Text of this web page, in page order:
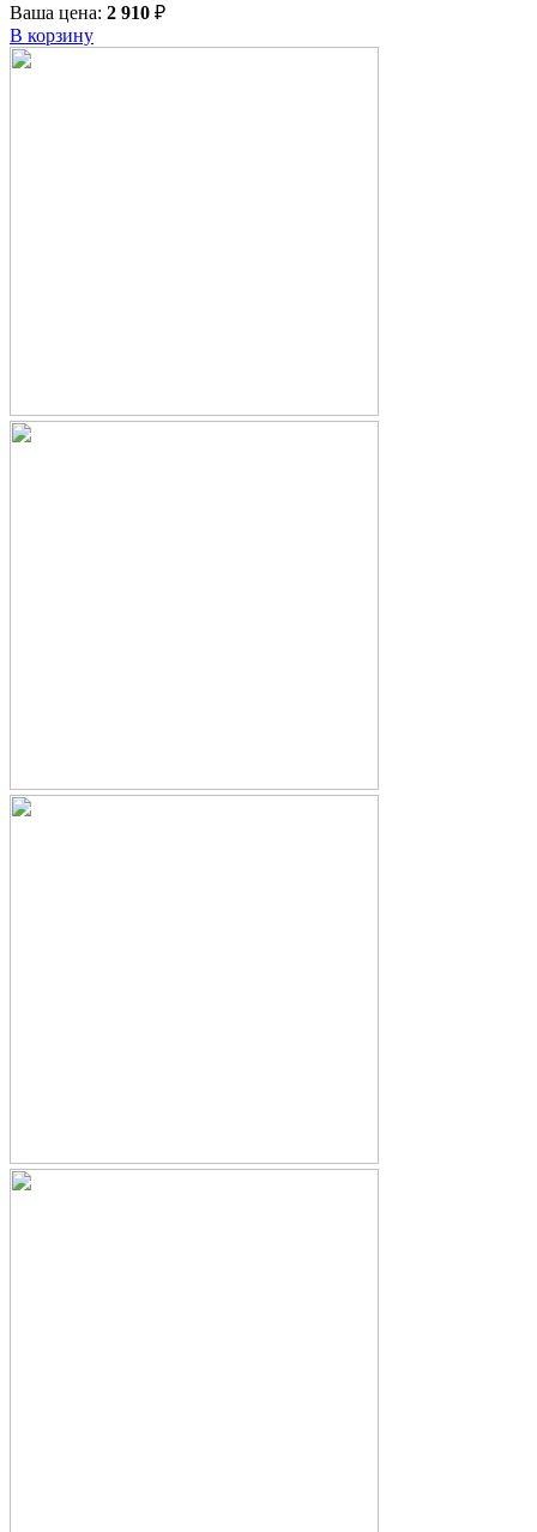
Ваша цена: 2 910 ₽
В корзину